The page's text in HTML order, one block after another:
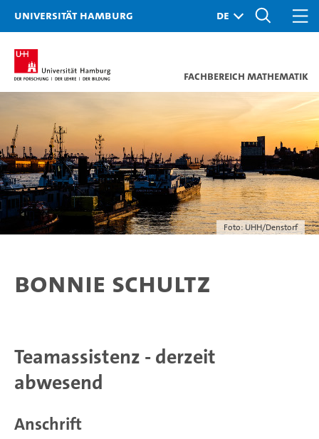
Universität Hamburg
Fachbereich Mathematik
Foto: UHH/Denstorf
Bonnie Schultz
Teamassistenz - derzeit
abwesend
Anschrift